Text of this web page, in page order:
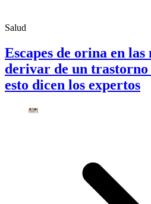
Salud
Escapes de orina en
derivar de un trastorno
esto dicen los expertos